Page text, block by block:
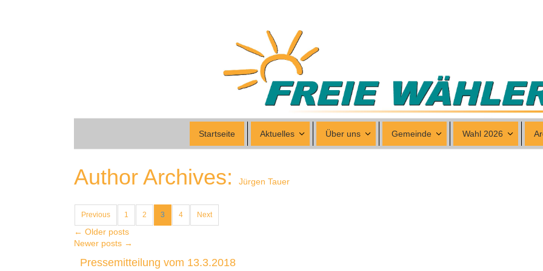
Startseite Aktuelles Über uns Gemeinde Wahl 2026
Author Archives: Jürgen Tauer
Previous 1 2 3 4 Next
← Older posts
Newer posts →
Pressemitteilung vom 13.3.2018